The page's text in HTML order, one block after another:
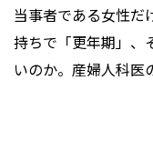
当事者である女性だ
持ちで「更年期」、
いのか。――産婦人科